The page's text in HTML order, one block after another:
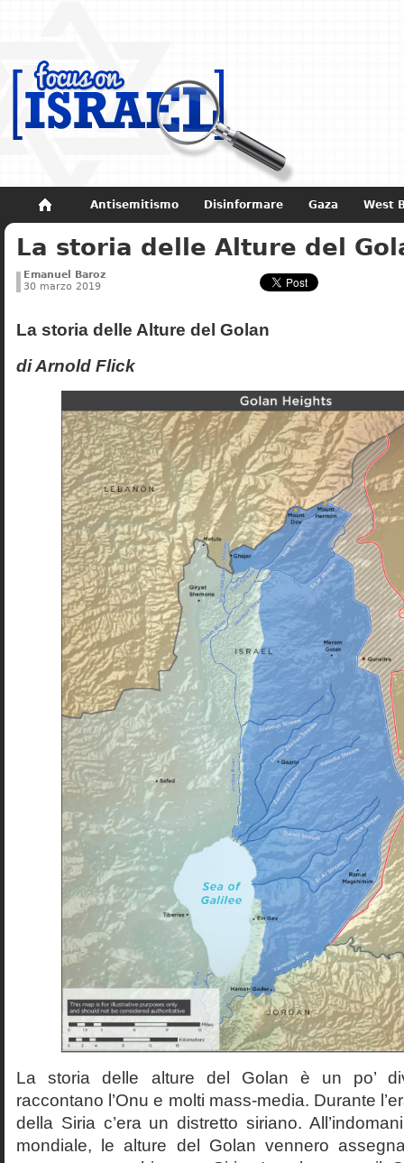
Antisemitismo Disinformare Gaza West
Non dimenticare Storia di Israele
La storia delle Alture del
Emanuel Baroz
30 marzo 2019
La storia delle Alture del Golan
di Arnold Flick
La storia delle alture del Golan è un po’
raccontano l’Onu e molti mass-media. Durante
della Siria c’era un distretto siriano.
mondiale, le alture del Golan vennero